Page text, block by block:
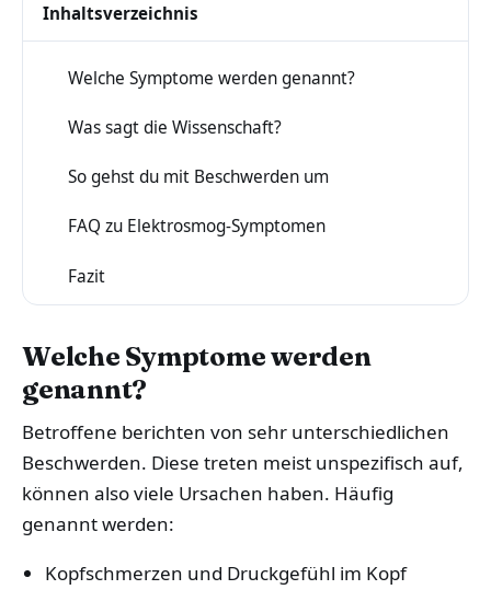
Inhaltsverzeichnis
Welche Symptome werden genannt?
Was sagt die Wissenschaft?
So gehst du mit Beschwerden um
FAQ zu Elektrosmog-Symptomen
Fazit
Welche Symptome werden
genannt?
Betroffene berichten von sehr unterschiedlichen
Beschwerden. Diese treten meist unspezifisch auf,
können also viele Ursachen haben. Häufig
genannt werden:
Kopfschmerzen und Druckgefühl im Kopf